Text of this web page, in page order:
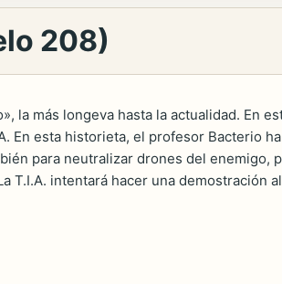
208)
la más longeva hasta la actualidad. En
En esta historieta, el profesor Bacterio
para neutralizar drones del enemigo,
T.I.A. intentará hacer una demostración